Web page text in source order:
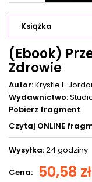
Książka
(Ebook)
Zdrowie
Autor:Krystle L.
Wydawnictwo:
Pobierz fragment
Czytaj ONLINE
Wysyłka:24 godziny
Cena: 50,58 zł